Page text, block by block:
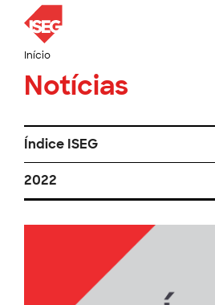
Início
Notícias
Índice ISEG
2022